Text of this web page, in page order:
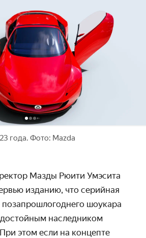
года. Фото: Mazda
Мазды Рюити Умэсита
изданию, что серийная
позапрошлогоднего шоукара
достойным наследником
этом если на концепте